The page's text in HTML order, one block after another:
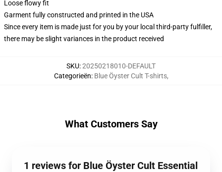
Loose flowy fit
Garment fully constructed and printed in the USA
Since every item is made just for you by your local third-party fulfiller,
there may be slight variances in the product received
SKU:20250218010-DEFAULT
Categorieën: Blue Öyster Cult T-shirts,
What Customers Say
1 reviews for Blue Öyster Cult Essential